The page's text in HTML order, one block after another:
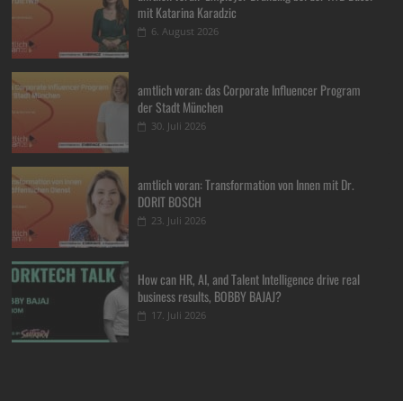
mit Katarina Karadzic
6. August 2026
amtlich voran: das Corporate Influencer Program
der Stadt München
30. Juli 2026
amtlich voran: Transformation von Innen mit Dr.
DORIT BOSCH
23. Juli 2026
How can HR, AI, and Talent Intelligence drive real
business results, BOBBY BAJAJ?
17. Juli 2026